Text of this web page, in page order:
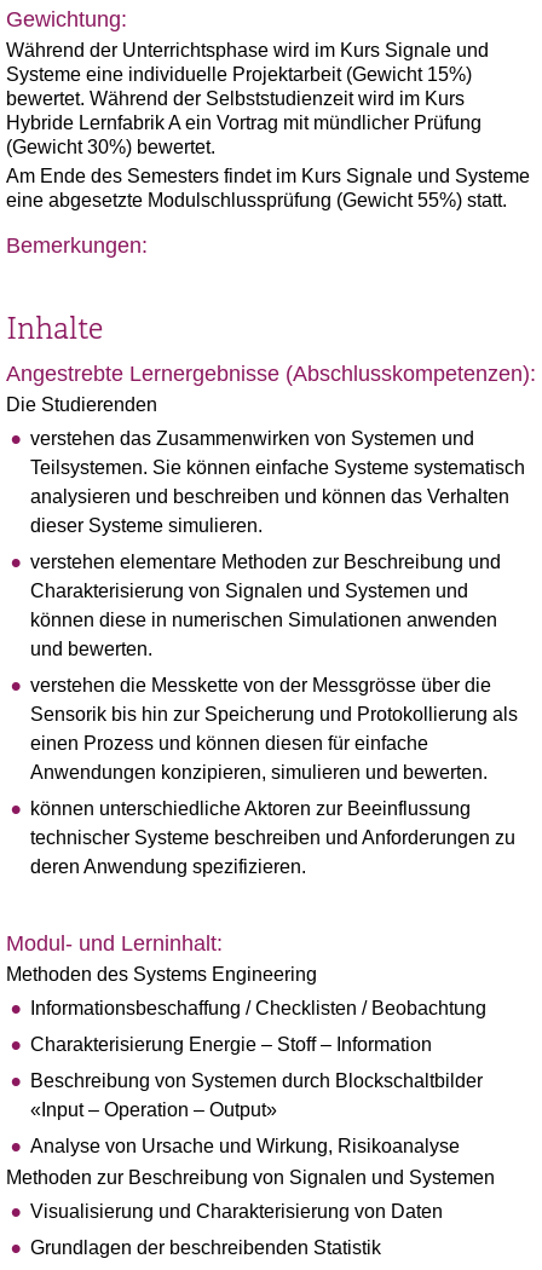
Gewichtung:
Während der Unterrichtsphase wird im Kurs Signale und
Systeme eine individuelle Projektarbeit (Gewicht 15%)
bewertet. Während der Selbststudienzeit wird im Kurs
Hybride Lernfabrik A ein Vortrag mit mündlicher Prüfung
(Gewicht 30%) bewertet.
Am Ende des Semesters findet im Kurs Signale und Systeme
eine abgesetzte Modulschlussprüfung (Gewicht 55%) statt.
Bemerkungen:
Inhalte
Angestrebte Lernergebnisse (Abschlusskompetenzen):
Die Studierenden
verstehen das Zusammenwirken von Systemen und
Teilsystemen. Sie können einfache Systeme systematisch
analysieren und beschreiben und können das Verhalten
dieser Systeme simulieren.
verstehen elementare Methoden zur Beschreibung und
Charakterisierung von Signalen und Systemen und
können diese in numerischen Simulationen anwenden
und bewerten.
verstehen die Messkette von der Messgrösse über die
Sensorik bis hin zur Speicherung und Protokollierung als
einen Prozess und können diesen für einfache
Anwendungen konzipieren, simulieren und bewerten.
können unterschiedliche Aktoren zur Beeinflussung
technischer Systeme beschreiben und Anforderungen zu
deren Anwendung spezifizieren.
Modul- und Lerninhalt:
Methoden des Systems Engineering
Informationsbeschaffung / Checklisten / Beobachtung
Charakterisierung Energie – Stoff – Information
Beschreibung von Systemen durch Blockschaltbilder
«Input – Operation – Output»
Analyse von Ursache und Wirkung, Risikoanalyse
Methoden zur Beschreibung von Signalen und Systemen
Visualisierung und Charakterisierung von Daten
Grundlagen der beschreibenden Statistik